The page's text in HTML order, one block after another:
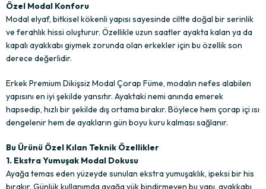
Özel Modal Konforu
Modal elyaf, bitkisel kökenli yapısı sayesinde ciltte doğal bir serinlik
ve ferahlık hissi oluşturur. Özellikle uzun saatler ayakta kalan ya da
kapalı ayakkabı giymek zorunda olan erkekler için bu özellik son
derece değerlidir.
Erkek Premium Dikişsiz Modal Çorap Füme, modalın nefes alabilen
yapısını en iyi şekilde yansıtır. Ayaktaki nemi anında emerek
hapsedip, hızlı bir şekilde dış ortama bırakır. Böylece hem çorap içi ısı
dengelenir hem de ayakların gün boyu kuru kalması sağlanır.
Bu Ürünü Özel Kılan Teknik Özellikler
1. Ekstra Yumuşak Modal Dokusu
Ayağa temas eden yüzeyde sunulan ekstra yumuşaklık, ipeksi bir his
bırakır. Günlük kullanımda ayağa yük bindirmeyen bu yapı, ayakkabı